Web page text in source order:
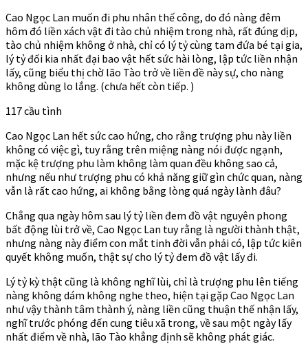
Cao Ngọc Lan muốn đi phu nhân thế công, do đó nàng đêm
hôm đó liền xách vật đi tào chủ nhiệm trong nhà, rất đúng dịp,
tào chủ nhiệm không ở nhà, chỉ có lý tỷ cùng tam đứa bé tại gia,
lý tỷ đối kia nhất đại bao vật hết sức hài lòng, lập tức liền nhận
lấy, cũng biểu thị chờ lão Tào trở về liền đề này sự, cho nàng
không dùng lo lắng. (chưa hết còn tiếp. )
117 cầu tình
Cao Ngọc Lan hết sức cao hứng, cho rằng trượng phu này liền
không có việc gì, tuy rằng trên miệng nàng nói được ngạnh,
mặc kệ trượng phu làm không làm quan đều không sao cả,
nhưng nếu như trượng phu có khả năng giữ gìn chức quan, nàng
vẫn là rất cao hứng, ai không bằng lòng quá ngày lành đâu?
Chẳng qua ngày hôm sau lý tỷ liền đem đồ vật nguyên phong
bất động lùi trở về, Cao Ngọc Lan tuy rằng là người thành thật,
nhưng nàng này điểm con mắt tinh đời vẫn phải có, lập tức kiên
quyết không muốn, thật sự cho lý tỷ đem đồ vật lấy đi.
Lý tỷ kỳ thật cũng là không nghĩ lùi, chỉ là trượng phu lên tiếng
nàng không dám không nghe theo, hiện tại gặp Cao Ngọc Lan
như vậy thành tâm thành ý, nàng liền cũng thuận thế nhận lấy,
nghĩ trước phóng đến cung tiêu xã trong, về sau một ngày lấy
nhất điểm về nhà, lão Tào khẳng định sẽ không phát giác.